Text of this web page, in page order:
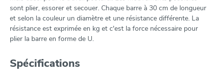
sont plier, essorer et secouer. Chaque barre à 30 cm de longueur
et selon la couleur un diamètre et une résistance différente. La
résistance est exprimée en kg et c'est la force nécessaire pour
plier la barre en forme de U.
Spécifications